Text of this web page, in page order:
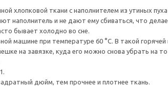
хлопковой ткани с наполнителем из утиных
наполнитель и не дают ему сбиваться, что
бывает холодно во сне.
машине при температуре 60 °C. В такой
на завязке, куда его можно снова убрать на
дюйм, тем прочнее и плотнее ткань.